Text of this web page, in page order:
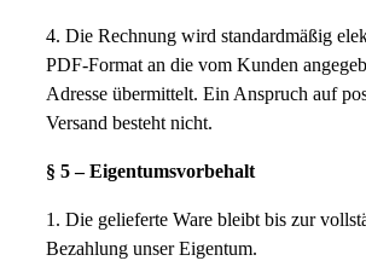
4. Die Rechnung wird standardmäßig
PDF-Format an die vom Kunden
Adresse übermittelt. Ein Anspruch auf
Versand besteht nicht.
§ 5 – Eigentumsvorbehalt
1. Die gelieferte Ware bleibt bis zur
Bezahlung unser Eigentum.